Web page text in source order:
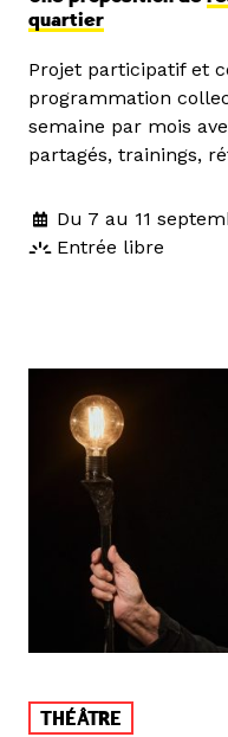
quartier
Projet participatif et
programmation
semaine par mois
partagés, trainings,
Du 7 au 11
Entrée libre
THÉÂTRE